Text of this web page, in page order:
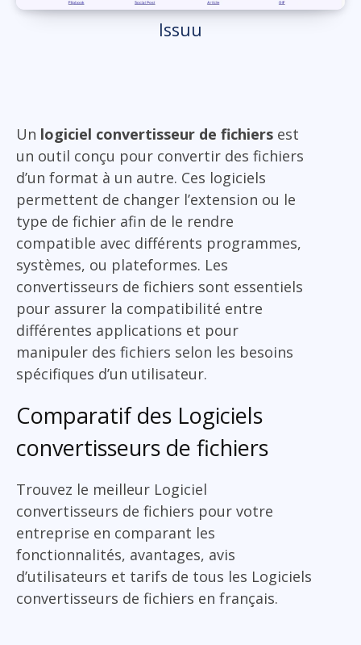
Issuu
Un logiciel convertisseur de fichiers est
un outil conçu pour convertir des fichiers
d’un format à un autre. Ces logiciels
permettent de changer l’extension ou le
type de fichier afin de le rendre
compatible avec différents programmes,
systèmes, ou plateformes. Les
convertisseurs de fichiers sont essentiels
pour assurer la compatibilité entre
différentes applications et pour
manipuler des fichiers selon les besoins
spécifiques d’un utilisateur.
Comparatif des Logiciels
convertisseurs de fichiers
Trouvez le meilleur Logiciel
convertisseurs de fichiers pour votre
entreprise en comparant les
fonctionnalités, avantages, avis
d’utilisateurs et tarifs de tous les Logiciels
convertisseurs de fichiers en français.